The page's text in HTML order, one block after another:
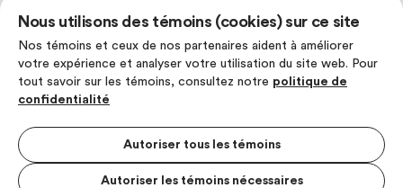
Nous utilisons des témoins (cookies) sur ce site
Nos témoins et ceux de nos partenaires aident à améliorer
votre expérience et analyser votre utilisation du site web. Pour
tout savoir sur les témoins, consultez notre politique de
confidentialité
Autoriser tous les témoins
Autoriser les témoins nécessaires